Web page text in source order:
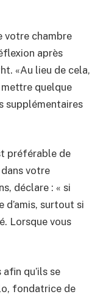
votre chambre
après
«Au lieu de cela,
mettre quelque
supplémentaires
préférable de
votre
déclare : « si
surtout si
Lorsque vous
qu’ils se
fondatrice de